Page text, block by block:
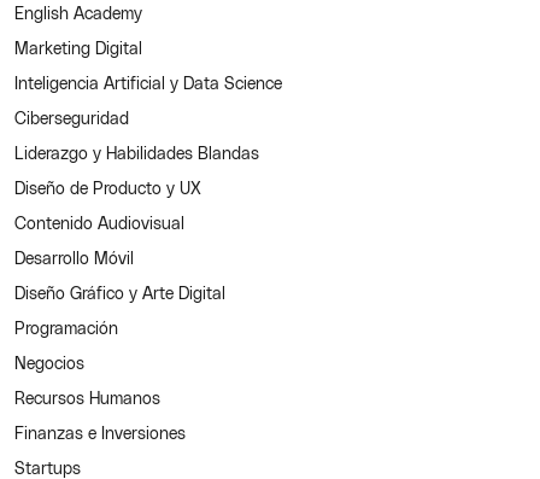
English Academy
Marketing Digital
Inteligencia Artificial y Data Science
Ciberseguridad
Liderazgo y Habilidades Blandas
Diseño de Producto y UX
Contenido Audiovisual
Desarrollo Móvil
Diseño Gráfico y Arte Digital
Programación
Negocios
Recursos Humanos
Finanzas e Inversiones
Startups